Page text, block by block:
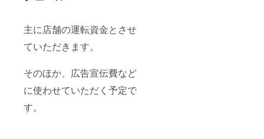
主に店舗の運転資金とさせ
ていただきます。
そのほか、広告宣伝費など
に使わせていただく予定で
す。